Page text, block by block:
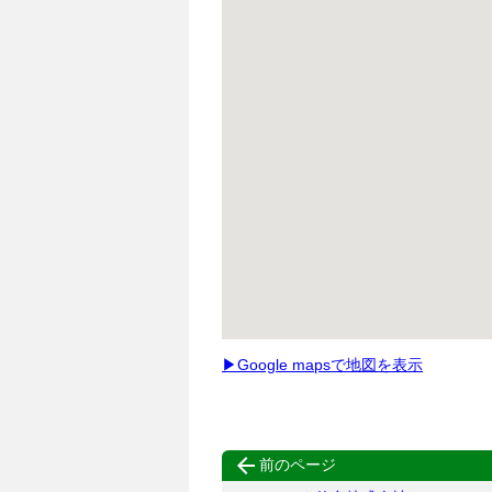
▶Google mapsで地図を表示
 前のページ